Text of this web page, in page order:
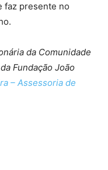
faz presente no
da Comunidade
Fundação João
– Assessoria de